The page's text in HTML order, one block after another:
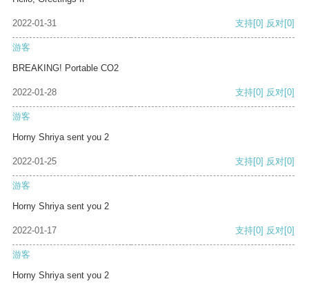
2022-01-31 支持[0] 反对[0]
游客
BREAKING! Portable CO2
2022-01-28 支持[0] 反对[0]
游客
Horny Shriya sent you 2
2022-01-25 支持[0] 反对[0]
游客
Horny Shriya sent you 2
2022-01-17 支持[0] 反对[0]
游客
Horny Shriya sent you 2